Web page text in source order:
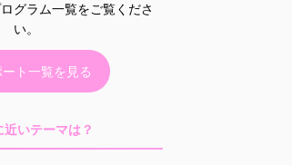
グラム一覧をご覧くださ
い。
ト一覧を見る
いテーマは？